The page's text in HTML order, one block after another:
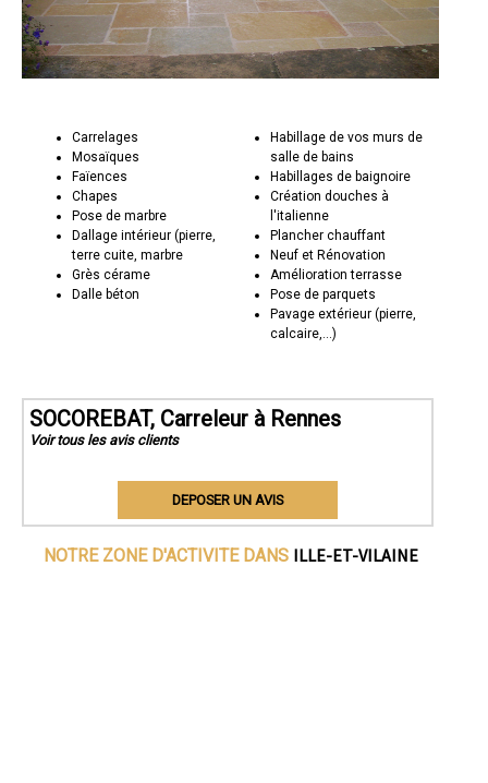
Carrelages
Mosaïques
Faïences
Chapes
Pose de marbre
Dallage intérieur (pierre,
terre cuite, marbre
Grès cérame
Dalle béton
Habillage de vos murs de
salle de bains
Habillages de baignoire
Création douches à
l'italienne
Plancher chauffant
Neuf et Rénovation
Amélioration terrasse
Pose de parquets
Pavage extérieur (pierre,
calcaire,...)
SOCOREBAT, Carreleur à Rennes
Voir tous les avis clients
DEPOSER UN AVIS
NOTRE ZONE D'ACTIVITE DANS ILLE-ET-VILAINE